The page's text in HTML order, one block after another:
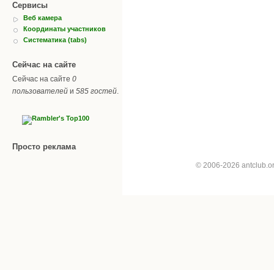
Сервисы
Веб камера
Координаты участников
Систематика (tabs)
Сейчас на сайте
Сейчас на сайте 0
пользователей и 585 гостей.
Просто реклама
© 2006-2026